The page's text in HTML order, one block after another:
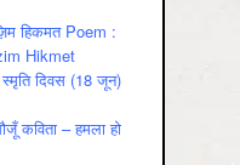
हिकमत Poem :
Hikmet
स्मृति दिवस (18 जून)
कविता – हमला हो